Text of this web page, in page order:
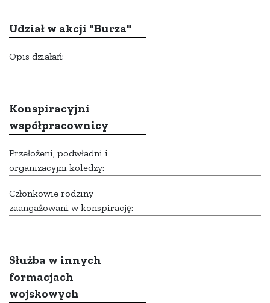
Udział w akcji "Burza"
Opis działań:
Konspiracyjni
współpracownicy
Przełożeni, podwładni i
organizacyjni koledzy:
Członkowie rodziny
zaangażowani w konspirację:
Służba w innych
formacjach
wojskowych